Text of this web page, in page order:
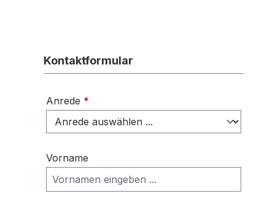
Kontaktformular
Anrede *
Vorname